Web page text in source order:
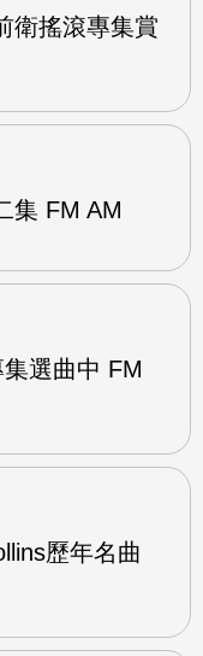
衛搖滾專集賞
集 FM AM
選曲中 FM
歷年名曲